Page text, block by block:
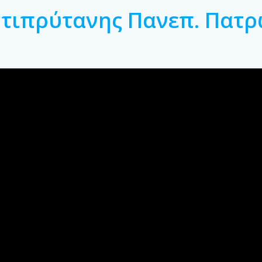
Πανεπ.